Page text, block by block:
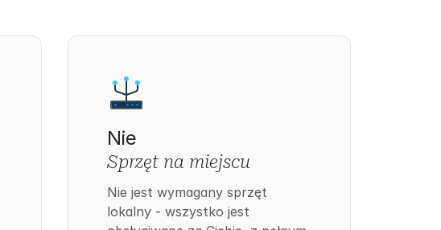
Nie
Sprzęt na miejscu
Nie jest wymagany sprzęt
lokalny - wszystko jest